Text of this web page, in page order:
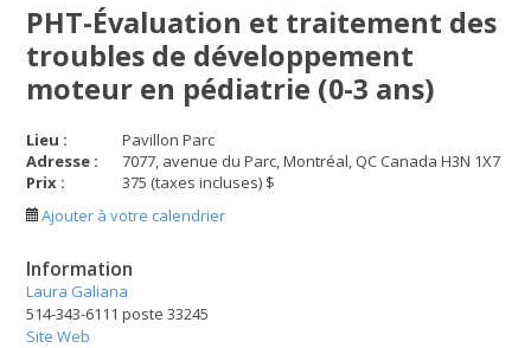
PHT-Évaluation et traitement des
troubles de développement
moteur en pédiatrie (0-3 ans)
Lieu :
Pavillon Parc
Adresse :
7077, avenue du Parc, Montréal, QC Canada H3N 1X7
Prix :
375 (taxes incluses) $
Ajouter à votre calendrier
Information
Laura Galiana
514-343-6111 poste 33245
Site Web